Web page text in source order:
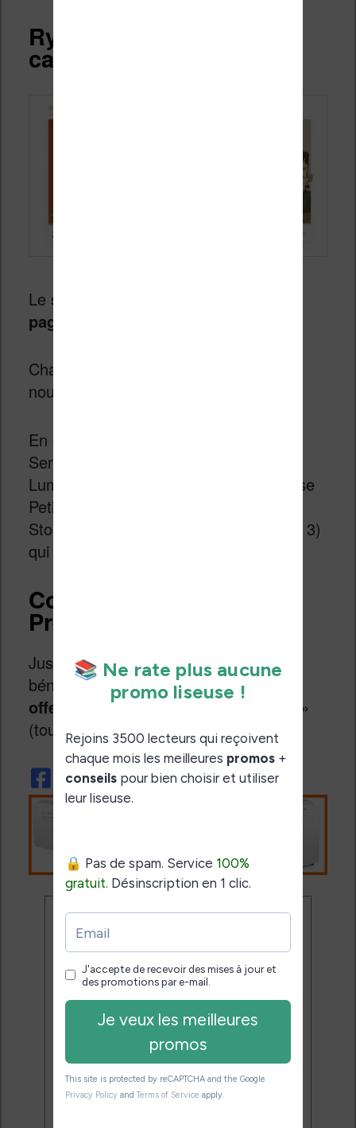
Rythme de publication,
catalogue et sorties
Le service devrait proposer
pages inédites chaque mois
Chaque semaine, le mercredi, des
nouvelles pages seront mises en ligne.
En ce moment, il y a le tome 9 d’Alix
Senator, Fichtre, l’Ange aux Ailes de
Lumière, Le Vent des Libertaires, Louise
Petitbouchon, Shadowman, The
Storyteller, Valiant High et Tulipe (tome 3)
qui sont en cours de publication.
Code promo Sequencity
Preums !
Jusqu’au 15 août 2019, vous pouvez
bénéficier de30 jours d’abonnement
offert
en utilisant le code «
»
(tout attaché).
Ne rate plus aucune
promo liseuse !
Rejoins 3500 lecteurs qui
reçoivent chaque mois les
meilleures promos + conseils
pour bien choisir et utiliser leur
liseuse.
Pas de spam.